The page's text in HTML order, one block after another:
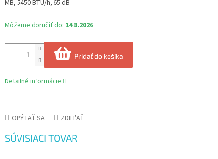
Môžeme doručiť do: 14.8.2026
Pridať do košíka
MB, 5450 BTU/h, 65 dB
Detailné informácie
OPÝTAŤ SA ZDIEĽAŤ
SÚVISIACI TOVAR